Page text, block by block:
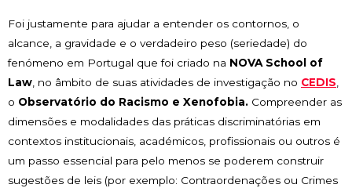
Foi justamente para ajudar a entender os contornos, o
alcance, a gravidade e o verdadeiro peso (seriedade) do
fenómeno em Portugal que foi criado na NOVA School of
Law , no âmbito de suas atividades de investigação no CEDIS
o Observatório do Racismo e Xenofobia. Compreender as
dimensões e modalidades das práticas discriminatórias em
contextos institucionais, académicos, profissionais ou outros é
um passo essencial para pelo menos se poderem construir
sugestões de leis (por exemplo: Contraordenações ou Crimes